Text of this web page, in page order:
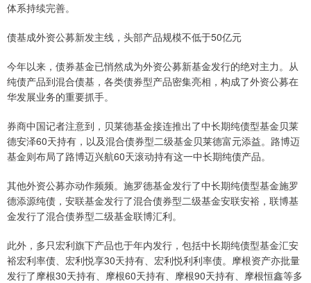
体系持续完善。
债基成外资公募新发主线，头部产品规模不低于50亿元
今年以来，债券基金已悄然成为外资公募新基金发行的绝对主力。从
纯债产品到混合债基，各类债券型产品密集亮相，构成了外资公募在
华发展业务的重要抓手。
券商中国记者注意到，贝莱德基金接连推出了中长期纯债型基金贝莱
德安泽60天持有，以及混合债券型二级基金贝莱德富元添益。路博迈
基金则布局了路博迈兴航60天滚动持有这一中长期纯债产品。
其他外资公募亦动作频频。施罗德基金发行了中长期纯债型基金施罗
德添源纯债，安联基金发行了混合债券型二级基金安联安裕，联博基
金发行了混合债券型二级基金联博汇利。
此外，多只宏利旗下产品也于年内发行，包括中长期纯债型基金汇安
裕宏利率债、宏利悦享30天持有、宏利悦利利率债。摩根资产亦批量
发行了摩根30天持有、摩根60天持有、摩根90天持有、摩根恒鑫等多